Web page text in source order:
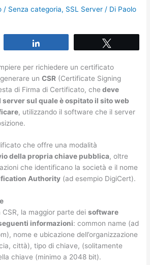
/ Senza categoria, SSL Server / Di Paolo
per richiedere un certificato
unCSR (Certificate Signing
di Firma di Certificato, che deve
sul quale è ospitato il sito web
, utilizzando il software che il server
che offre una modalità
della propria chiave pubblica, oltre
che identificano la società e il nome
Authority (ad esempio DigiCert).
CSR, la maggior parte deisoftware
informazioni: common name (ad
nome e ubicazione dell’organizzazione
città), tipo di chiave, (solitamente
chiave (minimo a 2048 bit).